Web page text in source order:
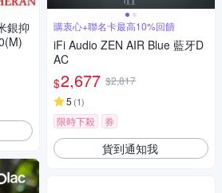
銀抑
購衷心+聯名卡最高10%回饋
iFi Audio ZEN AIR Blue 藍牙D
AC
$2,677 $2,817
5 (1)
限時下殺 券
貨到通知我